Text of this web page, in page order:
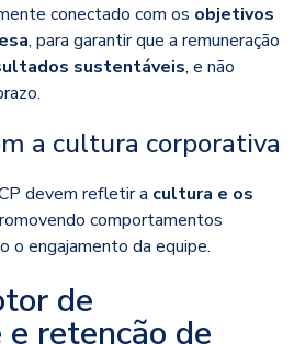
conectado com os objetivos
, para garantir que a remuneração
sustentáveis, e não
a cultura corporativa
devem refletir a cultura e os
comportamentos
o engajamento da equipe.
de
retenção de